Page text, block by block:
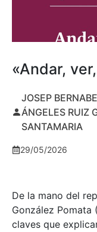
«Andar,
JOSEP
ÁNGELES RUIZ
SANTAMARIA
29/05/2026
De la mano del
González
claves que